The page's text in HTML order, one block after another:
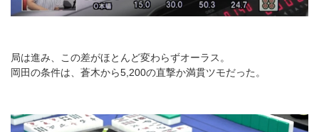
局は進み、この差がほとんど変わらずオーラス。
岡田の条件は、蒼木から5,200の直撃か満貫ツモだった。